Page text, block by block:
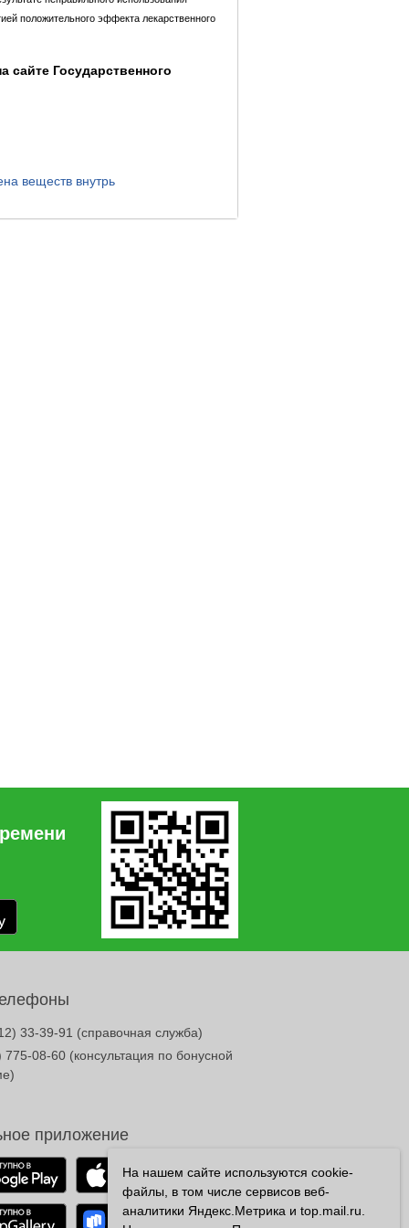
положительного эффекта лекарственного
сайте Государственного
веществ внутрь
33-39-91 (справочная служба)
08-60 (консультация по бонусной
приложение
На нашем сайте используются cookie-
файлы, в том числе сервисов веб-
аналитики Яндекс.Метрика и top.mail.ru.